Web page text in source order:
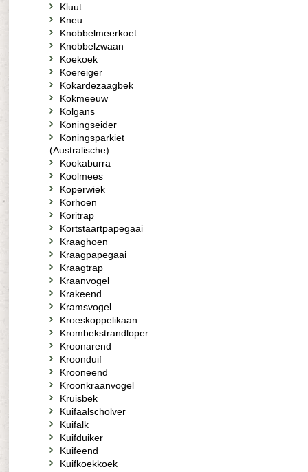
Kluut
Kneu
Knobbelmeerkoet
Knobbelzwaan
Koekoek
Koereiger
Kokardezaagbek
Kokmeeuw
Kolgans
Koningseider
Koningsparkiet
(Australische)
Kookaburra
Koolmees
Koperwiek
Korhoen
Koritrap
Kortstaartpapegaai
Kraaghoen
Kraagpapegaai
Kraagtrap
Kraanvogel
Krakeend
Kramsvogel
Kroeskoppelikaan
Krombekstrandloper
Kroonarend
Kroonduif
Krooneend
Kroonkraanvogel
Kruisbek
Kuifaalscholver
Kuifalk
Kuifduiker
Kuifeend
Kuifkoekkoek